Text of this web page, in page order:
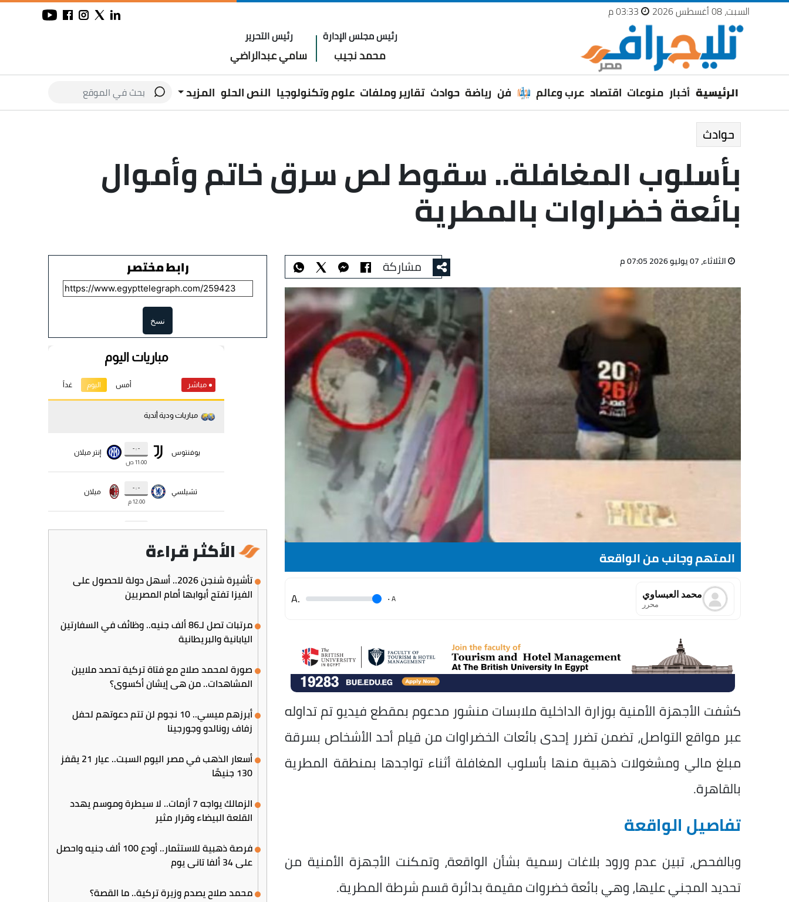
السبت، 08 أغسطس 2026
رئيس مجلس الإدارة
محمد نجيب
رئيس التحرير
سامي عبدالراضي
الرئيسية أخبار منوعات اقتصاد عرب وعالم فن رياضة حوادث تقارير وملفات علوم وتكنولوجيا النص الحلو المزيد
حوادث
بأسلوب المغافلة.. سقوط لص سرق خاتم وأموال
بائعة خضراوات بالمطرية
الثلاثاء، 07 يوليو 2026 07:05 م مشاركة
المتهم وجانب من الواقعة
محمد العبساوي
محرر A
.
.A
كشفت الأجهزة الأمنية بوزارة الداخلية ملابسات منشور مدعوم بمقطع فيديو تم تداوله
عبر مواقع التواصل، تضمن تضرر إحدى بائعات الخضراوات من قيام أحد الأشخاص بسرقة
مبلغ مالي ومشغولات ذهبية منها بأسلوب المغافلة أثناء تواجدها بمنطقة المطرية
بالقاهرة.
تفاصيل الواقعة
وبالفحص، تبين عدم ورود بلاغات رسمية بشأن الواقعة، وتمكنت الأجهزة الأمنية من
تحديد المجني عليها، وهي بائعة خضروات مقيمة بدائرة قسم شرطة المطرية.
رابط مختصر
نسخ
الأكثر قراءة
تأشيرة شنجن 2026.. أسهل دولة للحصول على
الفيزا تفتح أبوابها أمام المصريين
مرتبات تصل لـ86 ألف جنيه.. وظائف في السفارتين
اليابانية والبريطانية
صورة لمحمد صلاح مع فتاة تركية تحصد ملايين
المشاهدات.. من هي إيشان أكسوي؟
أبرزهم ميسي.. 10 نجوم لن تتم دعوتهم لحفل
زفاف رونالدو وجورجينا
أسعار الذهب في مصر اليوم السبت.. عيار 21 يقفز
130 جنيهًا
الزمالك يواجه 7 أزمات.. لا سيطرة وموسم يهدد
القلعة البيضاء وقرار مثير
فرصة ذهبية للاستثمار.. أودع 100 ألف جنيه واحصل
على 34 ألفا تاني يوم
محمد صلاح يصدم وزيرة تركية.. ما القصة؟